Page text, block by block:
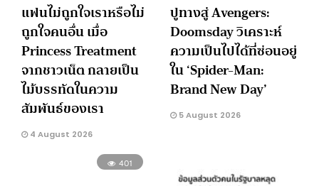
แฟนไม่ถูกใจเราหรือไม่
ถูกใจคนอื่น เมื่อ
Princess Treatment
จากชาวเน็ต กลายเป็น
ไม้บรรทัดในความ
สัมพันธ์ของเรา
4 August 2026
ปูทางสู่ Avengers:
Doomsday วิเคราะห์
ความเป็นไปได้ที่ซ่อนอยู่
ใน ‘Spider-Man:
Brand New Day’
5 August 2026
401